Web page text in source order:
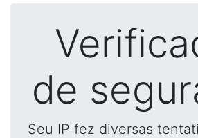
de
Seu IP fez diversas